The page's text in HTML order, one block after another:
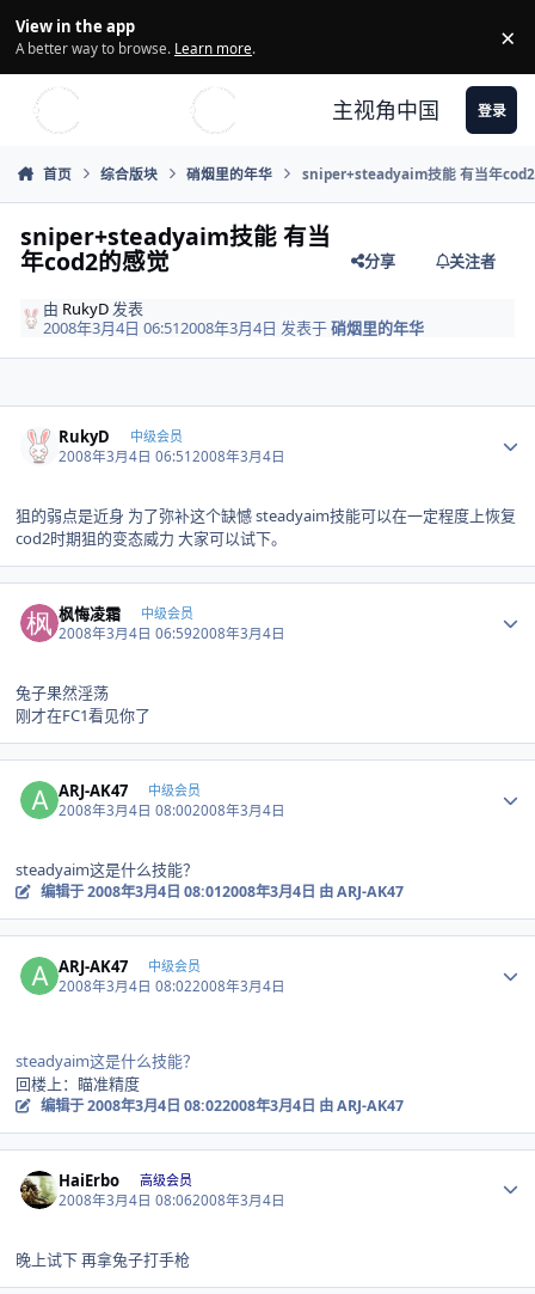
View in the app
A better way to browse. Learn more. ×
主视角中国 登录
首页 综合版块 硝烟里的年华 sniper+steadyaim技能 有当年
sniper+steadyaim技能 有当
年cod2的感觉 分享 关注者
由 RukyD 发表
2008年3月4日 06:512008年3月4日 发表于硝烟里的年华
RukyD 中级会员
2008年3月4日 06:512008年3月4日
狙的弱点是近身 为了弥补这个缺憾 steadyaim技能可以在一定程度上恢复
cod2时期狙的变态威力 大家可以试下。
枫悔凌霜 中级会员
2008年3月4日 06:592008年3月4日
兔子果然淫荡
刚才在FC1看见你了
ARJ-AK47 中级会员
2008年3月4日 08:002008年3月4日
steadyaim这是什么技能？
编辑于2008年3月4日 08:012008年3月4日 由 ARJ-AK47
ARJ-AK47 中级会员
2008年3月4日 08:022008年3月4日
steadyaim这是什么技能？
回楼上：瞄准精度
编辑于2008年3月4日 08:022008年3月4日 由 ARJ-AK47
HaiErbo 高级会员
2008年3月4日 08:062008年3月4日
晚上试下 再拿兔子打手枪